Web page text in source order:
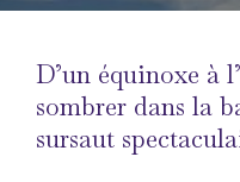
D’un équinoxe à
sombrer dans la
sursaut